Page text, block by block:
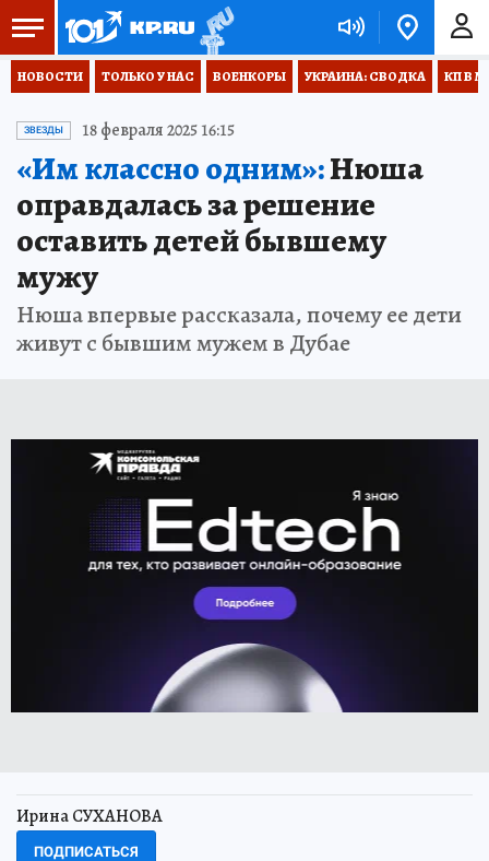
НОВОСТИ ТОЛЬКО У НАС ВОЕНКОРЫ УКРАИНА: СВОДКА КП В
ЗВЕЗДЫ 18 февраля 2025 16:15
«Им классно одним»:Нюша
оправдалась за решение
оставить детей бывшему
мужу
Нюша впервые рассказала, почему ее дети
живут с бывшим мужем в Дубае
Ирина СУХАНОВА
ПОДПИСАТЬСЯ